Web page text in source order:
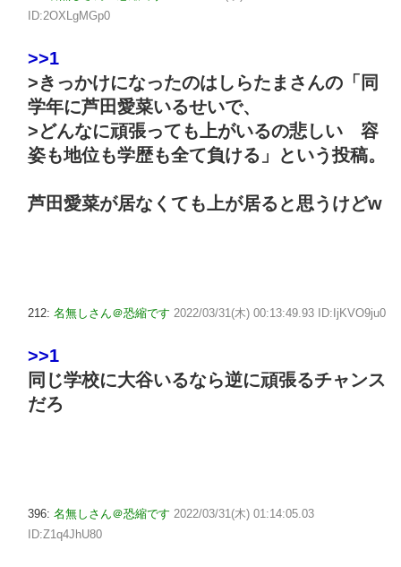
ID:2OXLgMGp0
>>1
>きっかけになったのはしらたまさんの「同
学年に芦田愛菜いるせいで、
>どんなに頑張っても上がいるの悲しい 容
姿も地位も学歴も全て負ける」という投稿。
芦田愛菜が居なくても上が居ると思うけどw
212: 名無しさん＠恐縮です 2022/03/31(木) 00:13:49.93 ID:IjKVO9ju0
>>1
同じ学校に大谷いるなら逆に頑張るチャンス
だろ
396: 名無しさん＠恐縮です 2022/03/31(木) 01:14:05.03
ID:Z1q4JhU80